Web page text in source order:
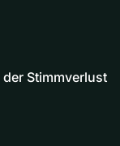
Stimmverlust